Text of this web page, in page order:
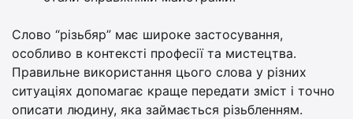
Слово “різьбяр” має широке застосування,
особливо в контексті професії та мистецтва.
Правильне використання цього слова у різних
ситуаціях допомагає краще передати зміст і точно
описати людину, яка займається різьбленням.